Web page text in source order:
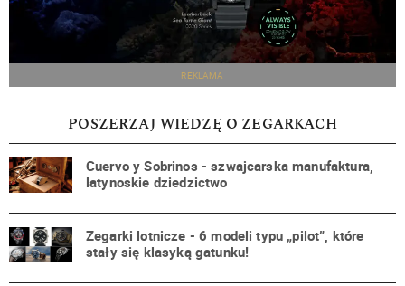
REKLAMA
POSZERZAJ WIEDZĘ O ZEGARKACH
Cuervo y Sobrinos - szwajcarska manufaktura,
latynoskie dziedzictwo
Zegarki lotnicze - 6 modeli typu „pilot”, które
stały się klasyką gatunku!